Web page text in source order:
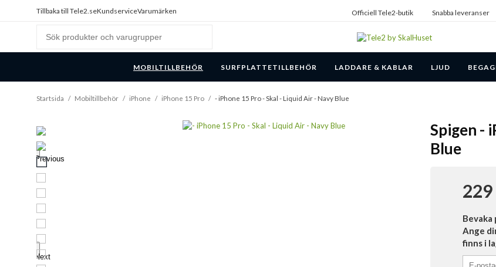
Tillbaka till Tele2.seKundserviceVarumärken Officiell Tele2-butik Snabba leveranser
MOBILTILLBEHÖR SURFPLATTETILLBEHÖR LADDARE & KABLAR LJUD
Startsida / Mobiltillbehör / iPhone / iPhone 15 Pro / - iPhone 15 Pro - Skal - Liquid Air - Navy Blue
Previous
Next
Spigen -
Blue
Ange
finns i